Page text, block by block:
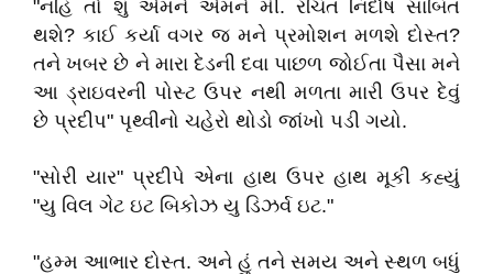
"નહિ તો શું એમને એમને મી. રચિત નિર્દોષ સાબિત
થશે? કાઈ કર્યા વગર જ મને પ્રમોશન મળશે દોસ્ત?
તને ખબર છે ને મારા દેડની દવા પાછળ જોઈતા પૈસા મને
આ ડ્રાઇવરની પોસ્ટ ઉપર નથી મળતા મારી ઉપર દેવું
છે પ્રદીપ" પૃથ્વીનો ચહેરો થોડો જાંખો પડી ગયો.
"સોરી યાર" પ્રદીપે એના હાથ ઉપર હાથ મૂકી કહ્યું
"યુ વિલ ગેટ ઇટ બિકોઝ યુ ડિઝર્વ ઇટ."
"હમ્મ આભાર દોસ્ત. અને હું તને સમય અને સ્થળ બધું